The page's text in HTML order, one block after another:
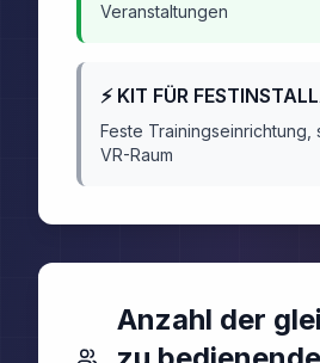
Veranstaltungen
⚡ KIT FÜR
Feste Trainingseinrichtung,
VR-Raum
Anzahl der